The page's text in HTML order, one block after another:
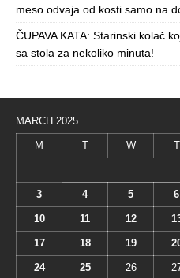
meso odvaja od kosti samo na
ČUPAVA KATA: Starinski kolač
sa stola za nekoliko minuta!
MARCH 2025
M T W T
3 4 5 6
10 11 12
17 18 19
24 25 26